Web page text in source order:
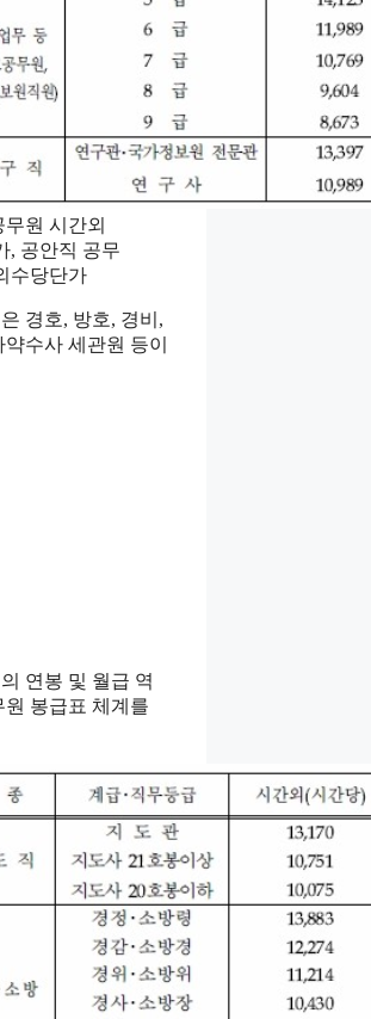
원 시간외
, 공안직 공무
수당단가
경호, 방호, 경비,
수사 세관원 등이
연봉 및 월급 역
봉급표 체계를